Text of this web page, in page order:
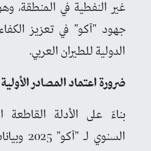
غير النفطية في المنطقة،
جهود "آكو" في تعزيز
الدولية للطيران العربي.
ضرورة اعتماد المصادر الأولية
بناءً على الأدلة القاطعة
السنوي